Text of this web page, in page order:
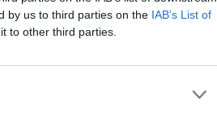
by us to third parties on the IAB’s List of
to other third parties.
lo sono anche